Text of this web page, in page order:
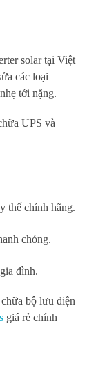
solar tại Việt
các loại
tới nặng.
UPS và
thế chính hãng.
chóng.
đình.
bộ lưu điện
giá rẻ chính